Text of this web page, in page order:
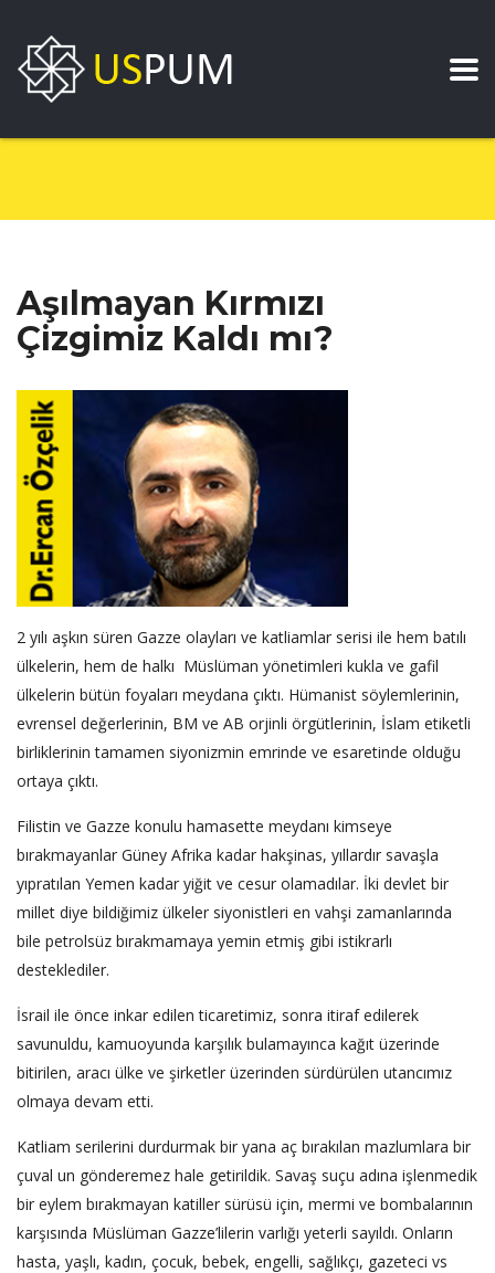
Aşılmayan Kırmızı
Çizgimiz Kaldı mı?
2 yılı aşkın süren Gazze olayları ve katliamlar serisi ile hem batılı
ülkelerin, hem de halkı Müslüman yönetimleri kukla ve gafil
ülkelerin bütün foyaları meydana çıktı. Hümanist söylemlerinin,
evrensel değerlerinin, BM ve AB orjinli örgütlerinin, İslam etiketli
birliklerinin tamamen siyonizmin emrinde ve esaretinde olduğu
ortaya çıktı.
Filistin ve Gazze konulu hamasette meydanı kimseye
bırakmayanlar Güney Afrika kadar hakşinas, yıllardır savaşla
yıpratılan Yemen kadar yiğit ve cesur olamadılar. İki devlet bir
millet diye bildiğimiz ülkeler siyonistleri en vahşi zamanlarında
bile petrolsüz bırakmamaya yemin etmiş gibi istikrarlı
desteklediler.
İsrail ile önce inkar edilen ticaretimiz, sonra itiraf edilerek
savunuldu, kamuoyunda karşılık bulamayınca kağıt üzerinde
bitirilen, aracı ülke ve şirketler üzerinden sürdürülen utancımız
olmaya devam etti.
Katliam serilerini durdurmak bir yana aç bırakılan mazlumlara bir
çuval un gönderemez hale getirildik. Savaş suçu adına işlenmedik
bir eylem bırakmayan katiller sürüsü için, mermi ve bombalarının
karşısında Müslüman Gazze’lilerin varlığı yeterli sayıldı. Onların
hasta, yaşlı, kadın, çocuk, bebek, engelli, sağlıkçı, gazeteci vs